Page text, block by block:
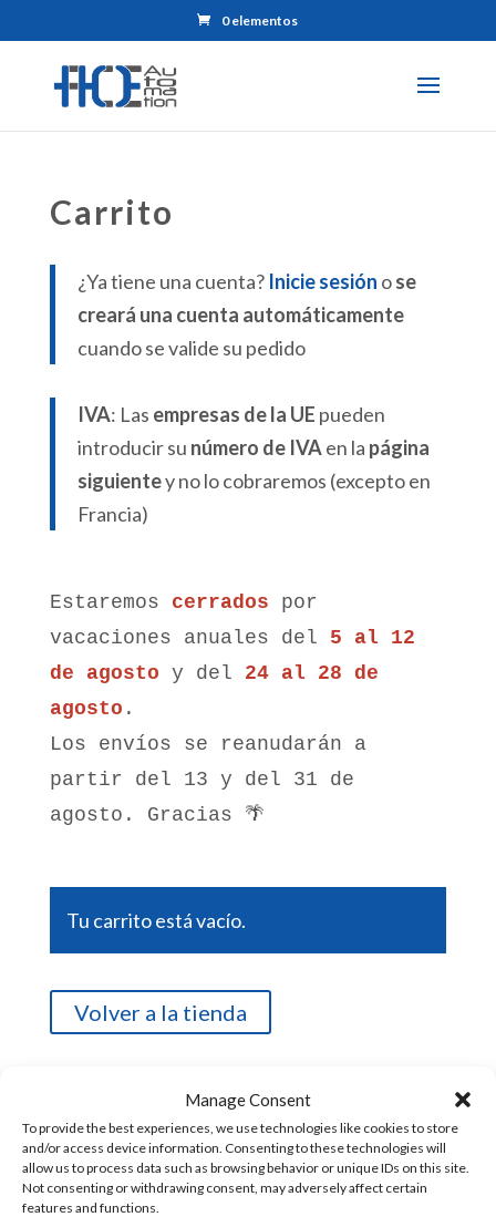
Manage Consent
To provide the best experiences, we use technologies like cookies to store
and/or access device information. Consenting to these technologies will
allow us to process data such as browsing behavior or unique IDs on this site.
Not consenting or withdrawing consent, may adversely affect certain
features and functions.
0 elementos
Carrito
¿Ya tiene una cuenta? Inicie sesión ose
creará una cuenta automáticamente
cuando se valide su pedido
IVA: Las empresas de la UE pueden
introducir su número de IVAen la página
siguientey no lo cobraremos (excepto en
Francia)
Estaremos cerrados por
vacaciones anuales del 5 al 12
de agosto y del 24 al 28 de
agosto .
Los envíos se reanudarán a
partir del 13 y del 31 de
agosto. Gracias 🌴
Tu carrito está vacío.
Volver a la tienda
empresas de la UE
introducir sunúmero de IVAen lapágina
siguientey no lo cobraremos (excepto en
Francia)